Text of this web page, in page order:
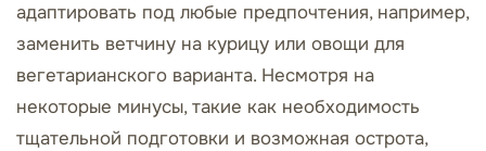
адаптировать под любые предпочтения, например,
заменить ветчину на курицу или овощи для
вегетарианского варианта. Несмотря на
некоторые минусы, такие как необходимость
тщательной подготовки и возможная острота,